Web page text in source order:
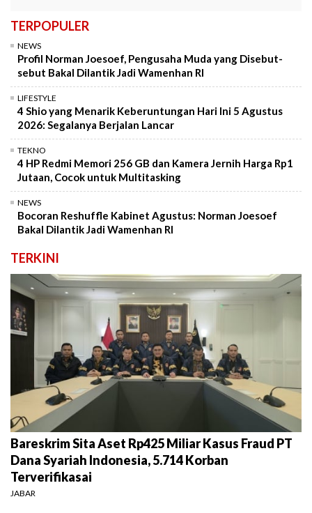
TERPOPULER
NEWS
Profil Norman Joesoef, Pengusaha Muda yang Disebut-
sebut Bakal Dilantik Jadi Wamenhan RI
LIFESTYLE
4 Shio yang Menarik Keberuntungan Hari Ini 5 Agustus
2026: Segalanya Berjalan Lancar
TEKNO
4 HP Redmi Memori 256 GB dan Kamera Jernih Harga Rp1
Jutaan, Cocok untuk Multitasking
NEWS
Bocoran Reshuffle Kabinet Agustus: Norman Joesoef
Bakal Dilantik Jadi Wamenhan RI
TERKINI
Bareskrim Sita Aset Rp425 Miliar Kasus Fraud PT
Dana Syariah Indonesia, 5.714 Korban
Terverifikasai
JABAR